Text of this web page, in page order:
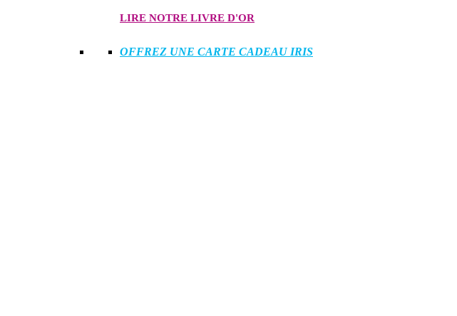
LIRE NOTRE LIVRE D'OR
OFFREZ UNE CARTE CADEAU IRIS